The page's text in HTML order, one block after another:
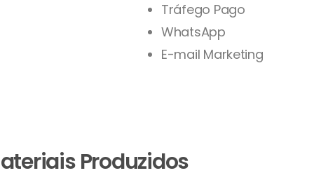
Tráfego Pago
WhatsApp
E-mail Marketing
Produzidos